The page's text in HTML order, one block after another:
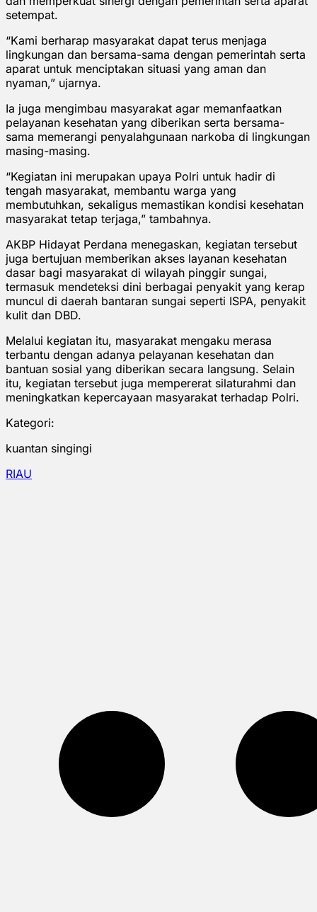
setempat.
“Kami berharap masyarakat dapat terus menjaga
lingkungan dan bersama-sama dengan pemerintah serta
aparat untuk menciptakan situasi yang aman dan
nyaman,” ujarnya.
Ia juga mengimbau masyarakat agar memanfaatkan
pelayanan kesehatan yang diberikan serta bersama-
sama memerangi penyalahgunaan narkoba di lingkungan
masing-masing.
“Kegiatan ini merupakan upaya Polri untuk hadir di
tengah masyarakat, membantu warga yang
membutuhkan, sekaligus memastikan kondisi kesehatan
masyarakat tetap terjaga,” tambahnya.
AKBP Hidayat Perdana menegaskan, kegiatan tersebut
juga bertujuan memberikan akses layanan kesehatan
dasar bagi masyarakat di wilayah pinggir sungai,
termasuk mendeteksi dini berbagai penyakit yang kerap
muncul di daerah bantaran sungai seperti ISPA, penyakit
kulit dan DBD.
Melalui kegiatan itu, masyarakat mengaku merasa
terbantu dengan adanya pelayanan kesehatan dan
bantuan sosial yang diberikan secara langsung. Selain
itu, kegiatan tersebut juga mempererat silaturahmi dan
meningkatkan kepercayaan masyarakat terhadap Polri.
Kategori:
kuantan singingi
RIAU